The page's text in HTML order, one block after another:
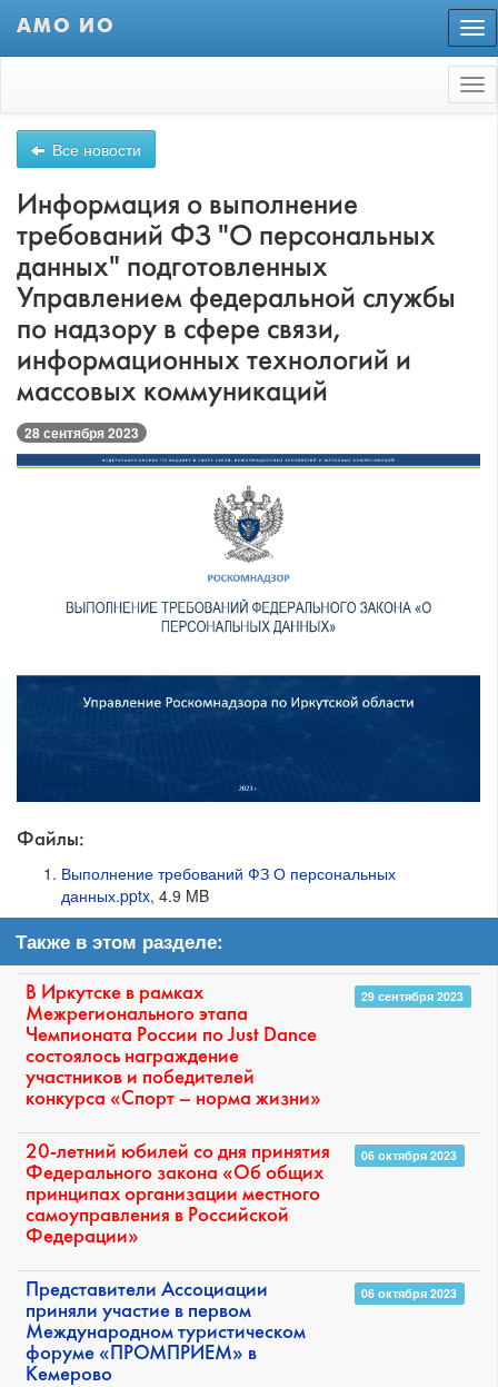
АМО ИО
Все новости
Информация о выполнение
требований ФЗ "О персональных
данных" подготовленных
Управлением федеральной службы
по надзору в сфере связи,
информационных технологий и
массовых коммуникаций
28 сентября 2023
Файлы:
Выполнение требований ФЗ О персональных
данных.pptx, 4.9 MB
Также в этом разделе:
В Иркутске в рамках
Межрегионального этапа
Чемпионата России по Just Dance
состоялось награждение
участников и победителей
конкурса «Спорт – норма жизни»
29 сентября 2023
20-летний юбилей со дня принятия
Федерального закона «Об общих
принципах организации местного
самоуправления в Российской
Федерации»
06 октября 2023
Представители Ассоциации
приняли участие в первом
Международном туристическом
форуме «ПРОМПРИЕМ» в
Кемерово
06 октября 2023